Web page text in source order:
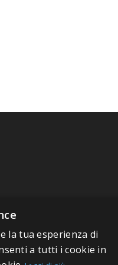
la tua esperienza di
a tutti i cookie in